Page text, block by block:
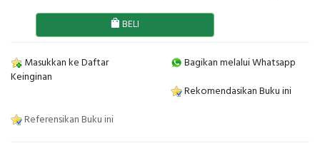
BELI
Masukkan ke Daftar
Keinginan
Bagikan melalui Whatsapp
Rekomendasikan Buku ini
Referensikan Buku ini